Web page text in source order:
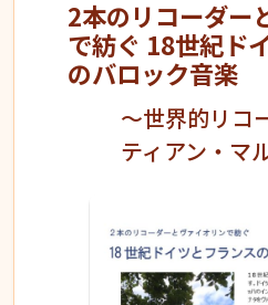
2本のリコーダー
で紡ぐ 18世紀ド
のバロック音楽
〜世界的リコ
ティアン・マ